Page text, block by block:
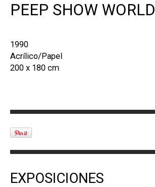
PEEP SHOW WORLD
1990
Acrílico/Papel
200 x 180 cm
EXPOSICIONES